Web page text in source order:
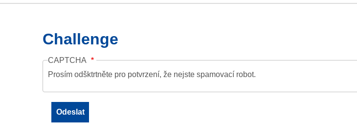
Challenge
CAPTCHA
Prosím odšktrtněte pro potvrzení, že nejste spamovací robot.